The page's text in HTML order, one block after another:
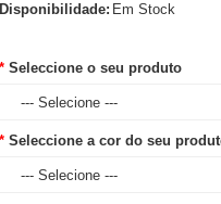
Disponibilidade:Em Stock
Seleccione o seu produto
Seleccione a cor do seu